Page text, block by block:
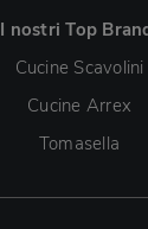
I nostri Top
Cucine Scavolini
Cucine Arrex
Tomasella